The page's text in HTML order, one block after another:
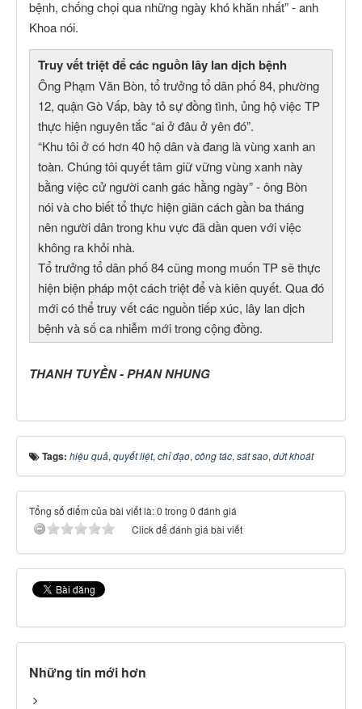
bệnh, chống chọi qua những ngày khó khăn nhất” - anh
Khoa nói.
Truy vết triệt để các nguồn lây lan dịch bệnh
Ông Phạm Văn Bòn, tổ trưởng tổ dân phố 84, phường
12, quận Gò Vấp, bày tỏ sự đồng tình, ủng hộ việc TP
thực hiện nguyên tắc “ai ở đâu ở yên đó”.
“Khu tôi ở có hơn 40 hộ dân và đang là vùng xanh an
toàn. Chúng tôi quyết tâm giữ vững vùng xanh này
bằng việc cử người canh gác hằng ngày” - ông Bòn
nói và cho biết tổ thực hiện giãn cách gần ba tháng
nên người dân trong khu vực đã dần quen với việc
không ra khỏi nhà.
Tổ trưởng tổ dân phố 84 cũng mong muốn TP sẽ thực
hiện biện pháp một cách triệt để và kiên quyết. Qua đó
mới có thể truy vết các nguồn tiếp xúc, lây lan dịch
bệnh và số ca nhiễm mới trong cộng đồng.
THANH TUYỀN - PHAN NHUNG
Tags: hiệu quả, quyết liệt, chỉ đạo, công tác, sát sao, dứt khoát
Tổng số điểm của bài viết là: 0 trong 0 đánh giá
Click để đánh giá bài viết
Những tin mới hơn